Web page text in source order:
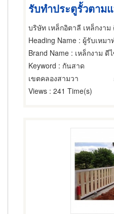
รับทำประตูรั้วตาม
บริษัท เหล็กอิตาลี เหล็กงา
Heading Name : ผู้รับเหมา
Brand Name : เหล็กงาม ดี
Keyword : กันสาด
เขตคลองสามวา
Views : 241 Time(s)